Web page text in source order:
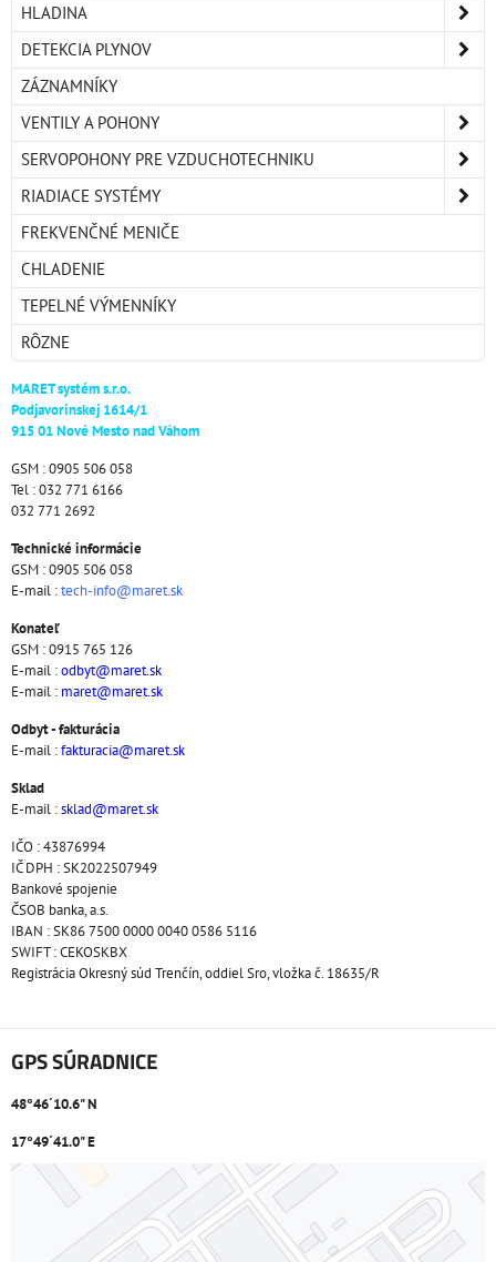
HLADINA
DETEKCIA PLYNOV
ZÁZNAMNÍKY
VENTILY A POHONY
SERVOPOHONY PRE VZDUCHOTECHNIKU
RIADIACE SYSTÉMY
FREKVENČNÉ MENIČE
CHLADENIE
TEPELNÉ VÝMENNÍKY
RÔZNE
MARET systém s.r.o.
Podjavorinskej 1614/1
915 01 Nové Mesto nad Váhom
GSM : 0905 506 058
Tel : 032 771 6166
032 771 2692
Technické informácie
GSM : 0905 506 058
E-mail :tech-info@maret.sk
Konateľ
GSM : 0915 765 126
E-mail :odbyt@maret.sk
E-mail : maret@maret.sk
Odbyt - fakturácia
E-mail :fakturacia@maret.sk
Sklad
E-mail :sklad@maret.sk
IČO : 43876994
IČ DPH : SK2022507949
Bankové spojenie
ČSOB banka, a.s.
IBAN : SK86 7500 0000 0040 0586 5116
SWIFT : CEKOSKBX
Registrácia Okresný súd Trenčín, oddiel Sro, vložka č. 18635/R
GPS SÚRADNICE
48°46´10.6" N
17°49´41.0" E